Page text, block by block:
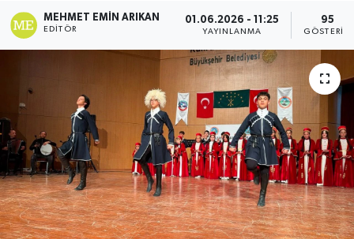
MEHMET EMIN ARIKAN
EDITÖR
01.06.2026 - 11:25
YAYINLANMA
95
GÖSTERIM